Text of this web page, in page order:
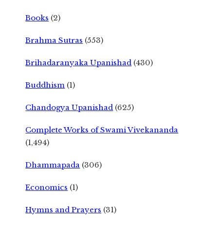
Books (2)
Brahma Sutras (553)
Brihadaranyaka Upanishad (430)
Buddhism (1)
Chandogya Upanishad (625)
Complete Works of Swami Vivekananda
(1,494)
Dhammapada (306)
Economics (1)
Hymns and Prayers (31)